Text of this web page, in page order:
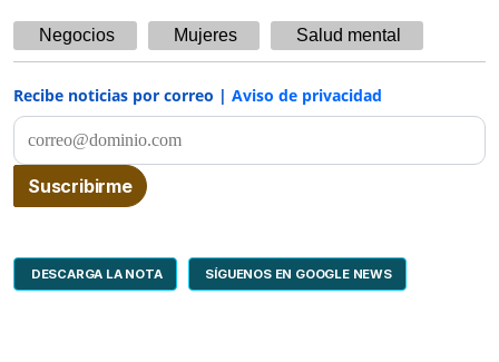
Negocios Mujeres Salud mental
Recibe noticias por correo | Aviso de privacidad
DESCARGA LA NOTA SÍGUENOS EN GOOGLE NEWS